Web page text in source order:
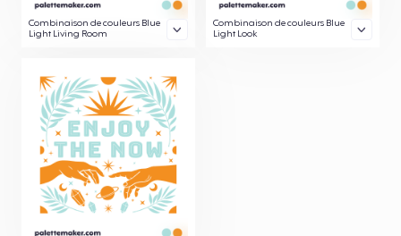
Combinaison de couleurs Blue
Light Living Room
Combinaison de couleurs Blue
Light Look